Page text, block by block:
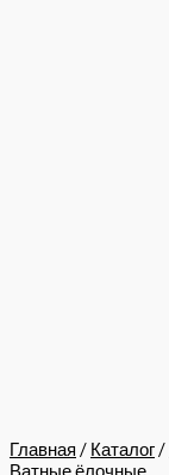
Главная / Каталог/
Ватные ёлочные